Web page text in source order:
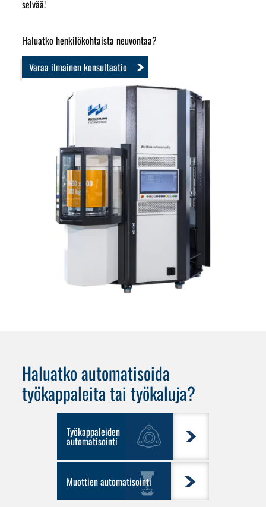
selvää!
Haluatko henkilökohtaista neuvontaa?
Varaa ilmainen konsultaatio
Haluatko automatisoida
työkappaleitataityökaluja?
Työkappaleiden
automatisointi
Muottien automatisointi